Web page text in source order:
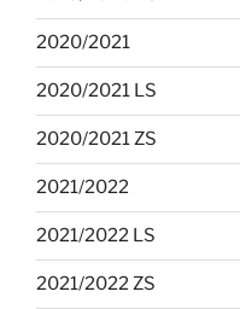
2020/2021
2020/2021 LS
2020/2021 ZS
2021/2022
2021/2022 LS
2021/2022 ZS